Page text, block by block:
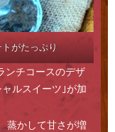
がたっぷり
ンチコースのデザ
ルスイーツ｣が加
蒸かして甘さが増